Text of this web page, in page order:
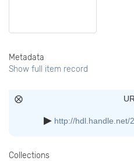
Metadata
Show full item record
http://hdl.handle.net/
Collections